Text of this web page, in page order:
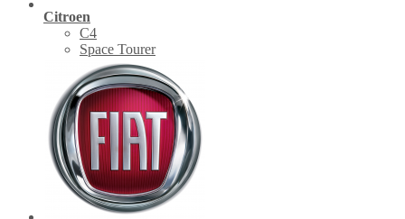
Citroen
C4
Space Tourer